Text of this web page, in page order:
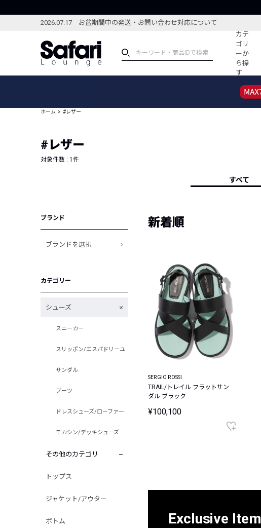
2026.07.17 お盆期間中の発送・お問い合わせ対応について
カテ
ゴリ
ーか
ら探
す
ブランドから探す
新着アイテム
編集部のおすすめアイテム
ホーム #レザー
#レザー
対象件数 : 1 件
すべて
ブランド
ブランドを選択
カテゴリー
シューズ
スニーカー
スリッポン/エスパドリーユ
サンダル
ブーツ
ドレスシューズ/ローファー
モカシン/デッキシューズ
その他のカテゴリ
トップス
ジャケット/アウター
ボトム
新着順
SERGIO ROSSI
TRAIL/トレイル フラットサン
ダル ブラック
¥100,100
Exclusive Item